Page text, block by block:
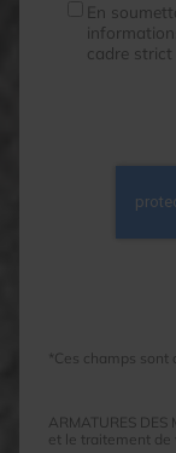
En
cadre strict
*Ces champs sont
ARMATURES
et le traitement de